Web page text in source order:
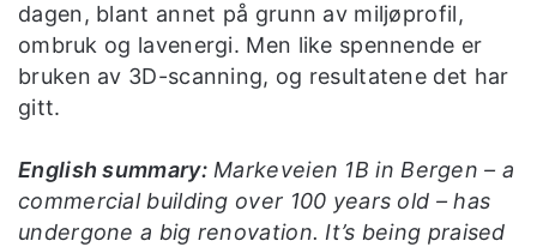
dagen, blant annet på grunn av miljøprofil,
ombruk og lavenergi. Men like spennende er
bruken av 3D-scanning, og resultatene det har
gitt.
English summary:Markeveien 1B in Bergen – a
commercial building over 100 years old – has
undergone a big renovation. It’s being praised